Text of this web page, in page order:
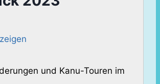
und Kanu-Touren im